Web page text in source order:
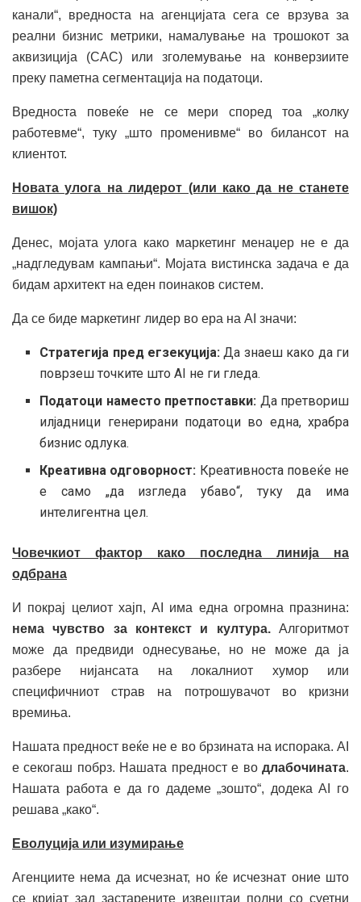
канали“, вредноста на агенцијата сега се врзува за
реални бизнис метрики, намалување на трошокот за
аквизиција (CAC) или зголемување на конверзиите
преку паметна сегментација на податоци.
Вредноста повеќе не се мери според тоа „колку
работевме“, туку „што променивме“ во билансот на
клиентот.
Новата улога на лидерот (или како да не станете
вишок)
Денес, мојата улога како маркетинг менаџер не е да
„надгледувам кампањи“. Мојата вистинска задача е да
бидам архитект на еден поинаков систем.
Да се биде маркетинг лидер во ера на AI значи:
Стратегија пред егзекуција: Да знаеш како да ги
поврзеш точките што AI не ги гледа.
Податоци наместо претпоставки: Да претвориш
илјадници генерирани податоци во една, храбра
бизнис одлука.
Креативна одговорност: Креативноста повеќе не
е само „да изгледа убаво“, туку да има
интелигентна цел.
Човечкиот фактор како последна линија на
одбрана
И покрај целиот хајп, AI има една огромна празнина:
нема чувство за контекст и култура.Алгоритмот
може да предвиди однесување, но не може да ја
разбере нијансата на локалниот хумор или
специфичниот страв на потрошувачот во кризни
времиња.
Нашата предност веќе не е во брзината на испорака. AI
е секогаш побрз. Нашата предност е во длабочината.
Нашата работа е да го дадеме „зошто“, додека AI го
решава „како“.
Еволуција или изумирање
Агенциите нема да исчезнат, но ќе исчезнат оние што
се кријат зад застарените извештаи полни со суетни